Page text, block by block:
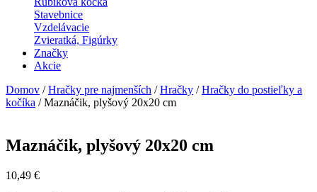
Stavebnice
Vzdelávacie
Zvieratká, Figúrky
Značky
Akcie
Domov /Hračky pre najmenších /Hračky /Hračky do postieľky a
kočíka / Maznáčik, plyšový 20x20 cm
Maznáčik, plyšový 20x20 cm
10,49 €